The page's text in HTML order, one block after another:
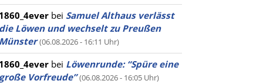
bei Samuel Althaus verlässt
Löwen und wechselt zu Preußen
(06.08.2026 - 16:11 Uhr)
bei Löwenrunde: “Spüre eine
Vorfreude” (06.08.2026 - 16:05 Uhr)